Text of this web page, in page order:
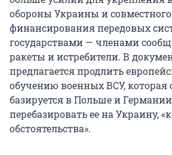
обороны Украины и совместного
финансирования передовых
государствами — членами
ракеты и истребители. В
предлагается продлить
обучению военных ВСУ, которая
базируется в Польше и
перебазировать ее на Украину,
обстоятельства».